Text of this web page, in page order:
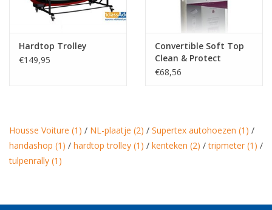
Hardtop Trolley
€149,95
Convertible Soft Top
Clean & Protect
€68,56
Housse Voiture (1) / NL-plaatje (2) / Supertex autohoezen (1) /
handashop (1) / hardtop trolley (1) / kenteken (2) /tripmeter (1) /
tulpenrally (1)